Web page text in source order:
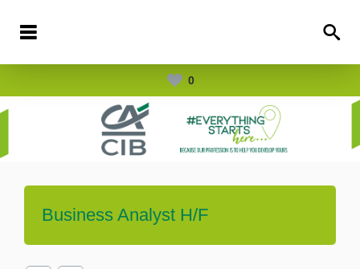
0
Business Analyst H/F